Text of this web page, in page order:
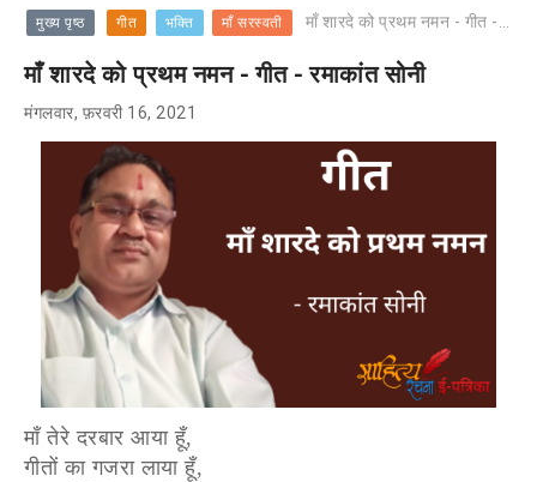
मुख्य पृष्ठ गीत भक्ति माँ सरस्वती माँ शारदे को प्रथम नमन - गीत - रमाकांत सोनी
माँ शारदे को प्रथम नमन - गीत - रमाकांत सोनी
मंगलवार, फ़रवरी 16, 2021
माँ तेरे दरबार आया हूँ,
गीतों का गजरा लाया हूँ,